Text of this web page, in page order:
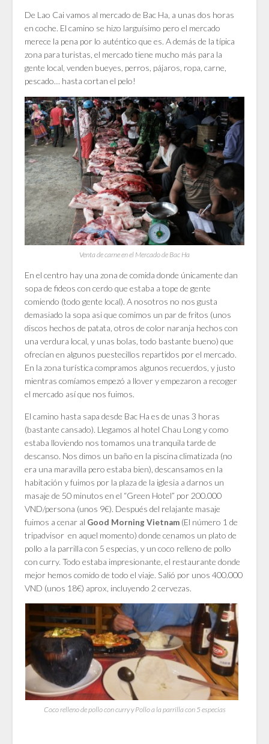
De Lao Cai vamos al mercado de Bac Ha, a unas dos horas
en coche. El camino se hizo larguísimo pero el mercado
merece la pena por lo auténtico que es. A demás de la típica
zona para turistas, el mercado tiene mucho más para la
gente local, venden bueyes, perros, pájaros, ropa, carne,
pescado… hasta cortan el pelo!
Venta de carne en el Mercado de Bac Ha
En el centro hay una zona de comida donde únicamente dan
sopa de fideos con cerdo que estaba a tope de gente
comiendo (todo gente local). A nosotros no nos gusta
demasiado la sopa asi que comimos un par de fritos (unos
discos hechos de patata, otros de color naranja hechos con
una verdura local, y unas bolas, todo bastante bueno) que
ofrecían en algunos puestecillos repartidos por el mercado.
En la zona turística compramos algunos recuerdos, y justo
mientras comíamos empezó a llover y empezaron a recoger
el mercado así que nos fuimos.
El camino hasta sapa desde Bac Ha es de unas 3 horas
(bastante cansado). Llegamos al hotel Chau Long y como
estaba lloviendo nos tomamos una tranquila tarde de
descanso. Nos dimos un baño en la piscina climatizada (no
era una maravilla pero estaba bien), descansamos en la
habitación y fuimos por la plaza de la iglesia a darnos un
masaje de 50 minutos en el “Green Hotel” por 200.000
VND/persona (unos 9€). Después del relajante masaje
fuimos a cenar al Good Morning Vietnam (El número 1 de
tripadvisor en aquel momento) donde cenamos un plato de
pollo a la parrilla con 5 especias, y un coco relleno de pollo
con curry. Todo estaba impresionante, el restaurante donde
mejor hemos comido de todo el viaje. Salió por unos 400.000
VND (unos 18€) aprox, incluyendo 2 cervezas.
Coco relleno de pollo con curry y Pollo a la parrilla con 5 especias